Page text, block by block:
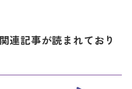
連記事が読まれており